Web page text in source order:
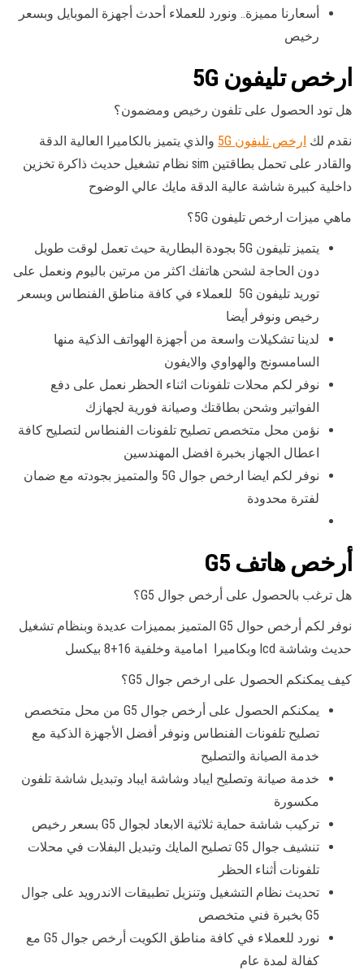
أسعارنا مميزة.. ونورد للعملاء أحدث أجهزة الموبايل وبسعر
رخيص
ارخص تليفون 5G
هل تود الحصول على تلفون رخيص ومضمون؟
نقدم لك ارخص تليفون 5G
والذي يتميز بالكاميرا العالية الدقة
والقادر على تحمل بطاقتين sim نظام تشغيل حديث ذاكرة تخزين
داخلية كبيرة شاشة عالية الدقة مايك عالي الوضوح
ماهي ميزات ارخص تليفون 5G؟
يتميز تليفون 5G بجودة البطارية حيث تعمل لوقت طويل
دون الحاجة لشحن هاتفك اكثر من مرتين باليوم ونعمل على
توريد تليفون 5G للعملاء في كافة مناطق الفنطاس وبسعر
رخيص ونوفر أيضا
لدينا تشكيلات واسعة من أجهزة الهواتف الذكية منها
السامسونج والهواوي والايفون
نوفر لكم محلات تلفونات اثناء الحظر نعمل على دفع
الفواتير وشحن بطاقتك وصيانة فورية لجهازك
نؤمن محل متخصص تصليح تلفونات الفنطاس لتصليح كافة
اعطال الجهاز بخبرة افضل المهندسين
نوفر لكم ايضا ارخص جوال 5G والمتميز بجودته مع ضمان
لفترة محدودة
أرخص هاتف G5
هل ترغب بالحصول على أرخص جوال G5؟
نوفر لكم أرخص حوال G5 المتميز بمميزات عديدة وبنظام تشغيل
حديث وشاشة lcd وبكاميرا امامية وخلفية 16+8 بيكسل
كيف يمكنكم الحصول على ارخص جوال G5؟
يمكنكم الحصول على أرخص جوال G5 من محل متخصص
تصليح تلفونات الفنطاس ونوفر أفضل الأجهزة الذكية مع
خدمة الصيانة والتصليح
خدمة صيانة وتصليح ايباد وشاشة ايباد وتبديل شاشة تلفون
مكسورة
تركيب شاشة حماية ثلاثية الابعاد لجوال G5 بسعر رخيص
تنشيف جوال G5 تصليح المايك وتبديل البفلات في محلات
تلفونات أثناء الحظر
تحديث نظام التشغيل وتنزيل تطبيقات الاندرويد على جوال
G5 بخبرة فني متخصص
نورد للعملاء في كافة مناطق الكويت أرخص جوال G5 مع
كفالة لمدة عام